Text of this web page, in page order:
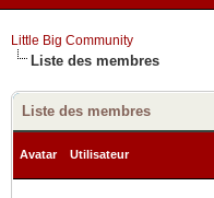
Little Big Community
Liste des membres
Liste des membres
Avatar Utilisateur